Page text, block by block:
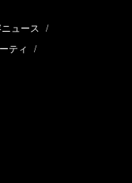
ュース /
ティ /